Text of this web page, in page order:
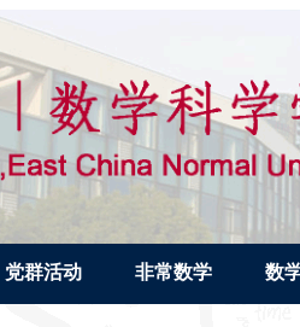
党群活动 非常数学 数